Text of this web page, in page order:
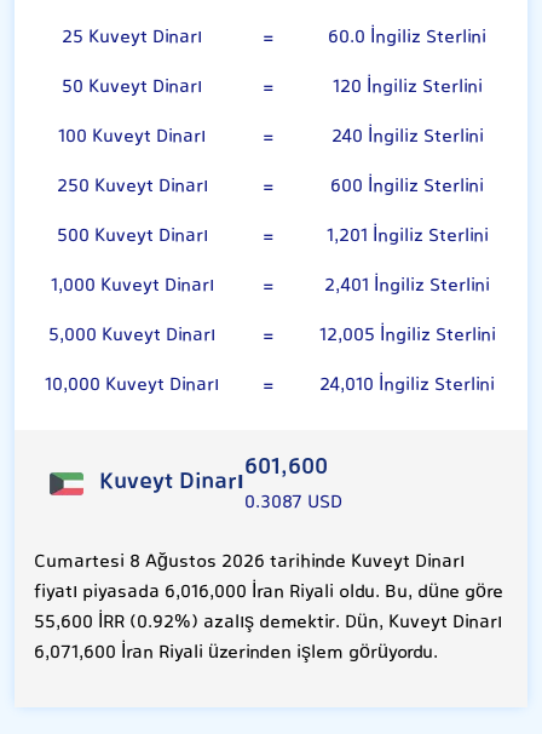
25 Kuveyt Dinarı
=
60.0 İngiliz Sterlini
50 Kuveyt Dinarı
=
120 İngiliz Sterlini
100 Kuveyt Dinarı
=
240 İngiliz Sterlini
250 Kuveyt Dinarı
=
600 İngiliz Sterlini
500 Kuveyt Dinarı
=
1,201 İngiliz Sterlini
1,000 Kuveyt Dinarı
=
2,401 İngiliz Sterlini
5,000 Kuveyt Dinarı
=
12,005 İngiliz Sterlini
10,000 Kuveyt Dinarı
= 24,010 İngiliz Sterlini
Kuveyt Dinarı601,600
0.3087 USD
Cumartesi 8 Ağustos 2026 tarihinde Kuveyt Dinarı
fiyatı piyasada 6,016,000 İran Riyali oldu. Bu, düne göre
55,600 İRR (0.92%) azalış demektir. Dün, Kuveyt Dinarı
6,071,600 İran Riyali üzerinden işlem görüyordu.